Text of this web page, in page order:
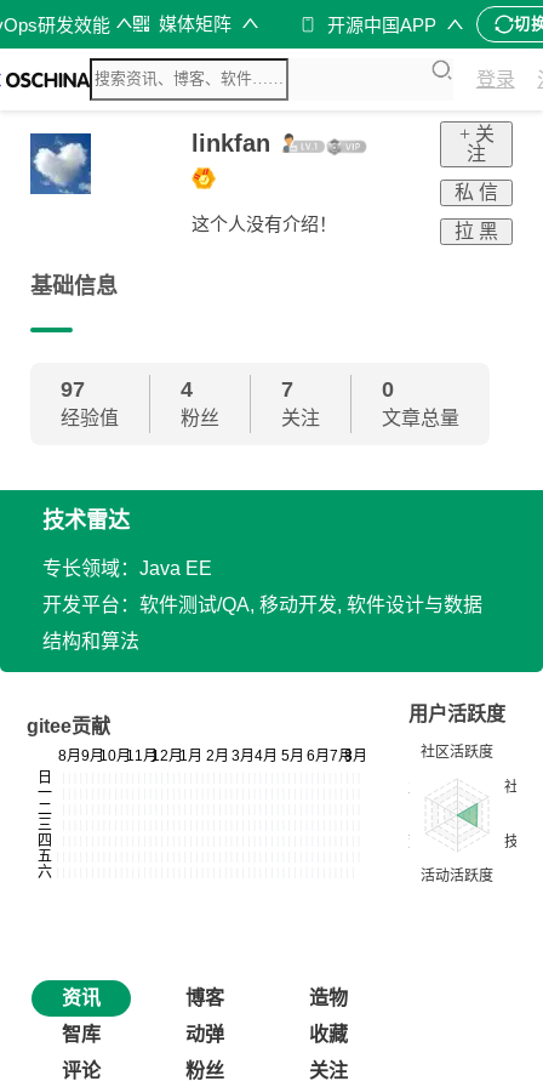
研发效能 媒体矩阵 开源中国APP 切
登录
linkfan
这个人没有介绍！
+ 关
注
私 信
拉 黑
基础信息
97
经验值
4
粉丝
7
关注
0
文章总量
技术雷达
专长领域：Java EE
开发平台：软件测试/QA, 移动开发, 软件设计与数据
结构和算法
gitee贡献
用户活跃度
资讯 博客
造物
智库
动弹
收藏
评论
粉丝 关注